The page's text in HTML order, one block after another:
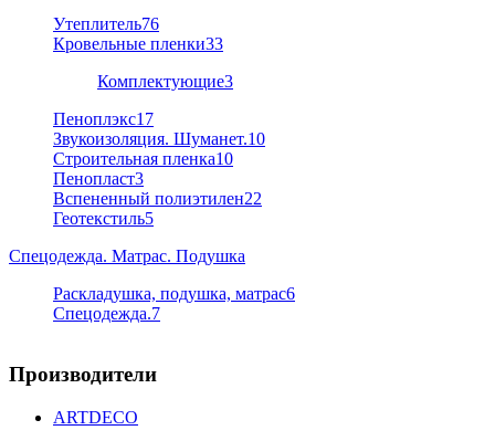
Утеплитель76
Кровельные пленки33
Комплектующие3
Пеноплэкс17
Звукоизоляция. Шуманет.10
Строительная пленка10
Пенопласт3
Вспененный полиэтилен22
Геотекстиль5
Спецодежда. Матрас. Подушка
Раскладушка, подушка, матрас6
Спецодежда.7
Производители
ARTDECO